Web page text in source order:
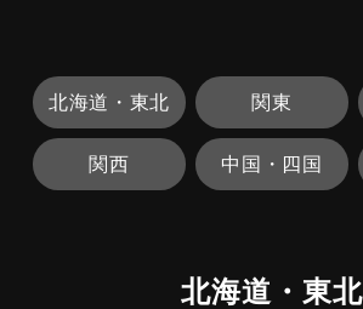
北海道・東北 関東
関西 中国・四国
北海道・東北